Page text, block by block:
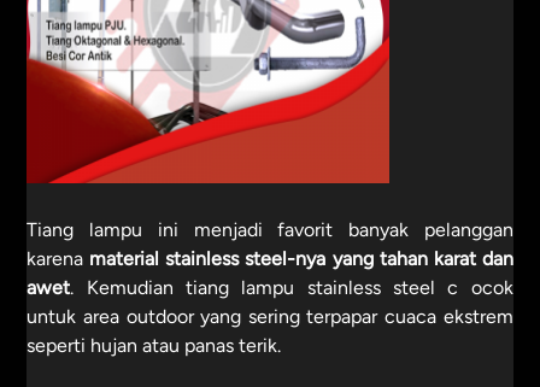
Tiang lampu ini menjadi favorit banyak pelanggan
karena material stainless steel-nya yang tahan karat dan
awet. Kemudian tiang lampu stainless steel c ocok
untuk area outdoor yang sering terpapar cuaca ekstrem
seperti hujan atau panas terik.